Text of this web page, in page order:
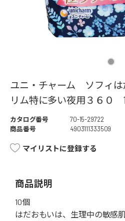
ユニ・チャーム ソフィ
リム特に多い夜用３６０
カタログ番号
70-15-29722
商品番号
4903111333509
マイリストに登録する
商品説明
10個
はだおもいは、生理中の敏感